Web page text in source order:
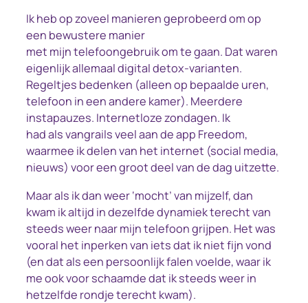
Ik heb op zoveel manieren geprobeerd om op
een bewustere manier
met mijn telefoongebruik om te gaan. Dat waren
eigenlijk allemaal digital detox-varianten.
Regeltjes bedenken (alleen op bepaalde uren,
telefoon in een andere kamer). Meerdere
instapauzes. Internetloze zondagen. Ik
had als vangrails veel aan de app Freedom,
waarmee ik delen van het internet (social media,
nieuws) voor een groot deel van de dag uitzette.
Maar als ik dan weer ‘mocht’ van mijzelf, dan
kwam ik altijd in dezelfde dynamiek terecht van
steeds weer naar mijn telefoon grijpen. Het was
vooral het inperken van iets dat ik niet fijn vond
(en dat als een persoonlijk falen voelde, waar ik
me ook voor schaamde dat ik steeds weer in
hetzelfde rondje terecht kwam).